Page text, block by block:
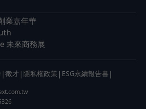
業嘉年華
未來商務展
| 徵才 | 隱私權政策 | ESG永續報告書 |